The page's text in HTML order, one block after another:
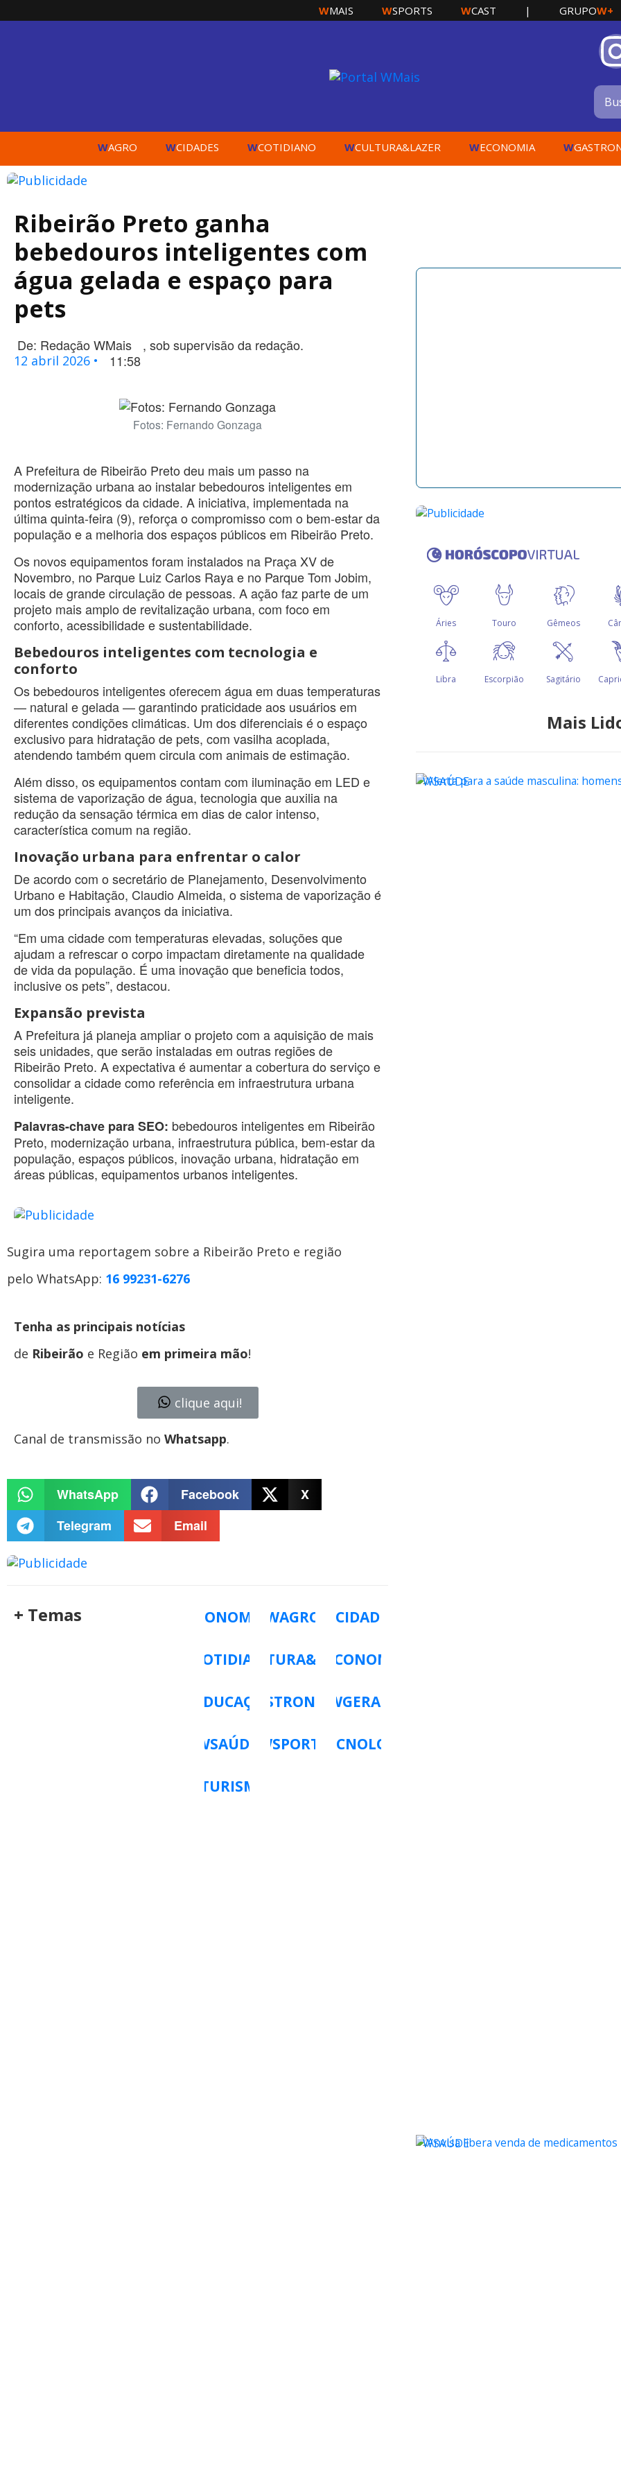
WMAIS WSPORTS WCAST | GRUPOW+
WAGRO WCIDADES WCOTIDIANO WCULTURA&LAZER WECONOMIA W
Ribeirão Preto ganha
bebedouros inteligentes com
água gelada e espaço para
pets
De: Redação WMais , sob supervisão da redação.
12 abril 2026 • 11:58
Fotos: Fernando Gonzaga
A Prefeitura de Ribeirão Preto deu mais um passo na
modernização urbana ao instalar bebedouros inteligentes em
pontos estratégicos da cidade. A iniciativa, implementada na
última quinta-feira (9), reforça o compromisso com o bem-estar da
população e a melhoria dos espaços públicos em Ribeirão Preto.
Os novos equipamentos foram instalados na Praça XV de
Novembro, no Parque Luiz Carlos Raya e no Parque Tom Jobim,
locais de grande circulação de pessoas. A ação faz parte de um
projeto mais amplo de revitalização urbana, com foco em
conforto, acessibilidade e sustentabilidade.
Bebedouros inteligentes com tecnologia e
conforto
Os bebedouros inteligentes oferecem água em duas temperaturas
— natural e gelada — garantindo praticidade aos usuários em
diferentes condições climáticas. Um dos diferenciais é o espaço
exclusivo para hidratação de pets, com vasilha acoplada,
atendendo também quem circula com animais de estimação.
Além disso, os equipamentos contam com iluminação em LED e
sistema de vaporização de água, tecnologia que auxilia na
redução da sensação térmica em dias de calor intenso,
característica comum na região.
Inovação urbana para enfrentar o calor
De acordo com o secretário de Planejamento, Desenvolvimento
Urbano e Habitação, Claudio Almeida, o sistema de vaporização é
um dos principais avanços da iniciativa.
“Em uma cidade com temperaturas elevadas, soluções que
ajudam a refrescar o corpo impactam diretamente na qualidade
de vida da população. É uma inovação que beneficia todos,
inclusive os pets”, destacou.
Expansão prevista
A Prefeitura já planeja ampliar o projeto com a aquisição de mais
seis unidades, que serão instaladas em outras regiões de
Ribeirão Preto. A expectativa é aumentar a cobertura do serviço e
consolidar a cidade como referência em infraestrutura urbana
inteligente.
Palavras-chave para SEO: bebedouros inteligentes em Ribeirão
Preto, modernização urbana, infraestrutura pública, bem-estar da
população, espaços públicos, inovação urbana, hidratação em
áreas públicas, equipamentos urbanos inteligentes.
Sugira uma reportagem sobre a Ribeirão Preto e região
pelo WhatsApp: 16 99231-6276
Tenha as principais notícias
de Ribeirão e Região em primeira mão!
clique aqui!
Canal de transmissão no Whatsapp.
WhatsApp Facebook
X
Telegram
Email
+ Temas ECONOMIA WAGRO WCIDADES
WCOTIDIANO
WCULTURA&LAZER
WECONOMIA
WEDUCAÇÃOWGASTRONOMIAWGERAL
WSAÚDE WSPORTSWTECNOLOGIA
WTURISMO
Mais
WSAÚDE
WSAÚDE